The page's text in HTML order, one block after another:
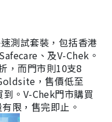
測試套裝，包括香港
、及V-Chek。
，而門市則10支8
，售價低至
。V-Chek門市購買
限，售完即止。